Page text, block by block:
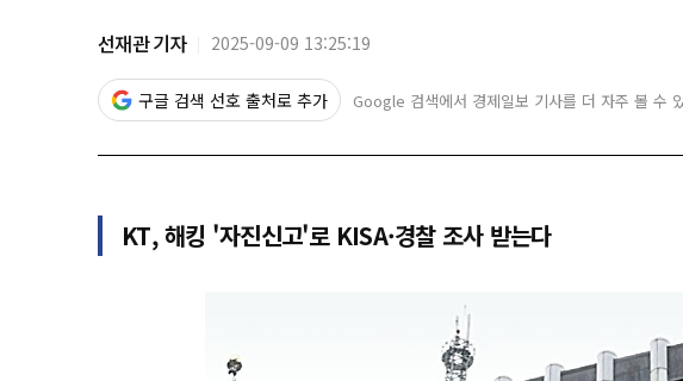
선재관 기자 2025-09-09 13:25:19
구글 검색 선호 출처로 추가 Google 검색에서 경제일보 기사를 더 자주 볼 수
KT, 해킹 '자진신고'로 KISA·경찰 조사 받는다